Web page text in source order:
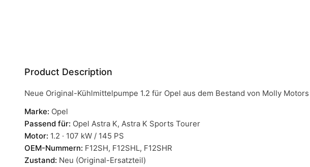
Product Description
Neue Original-Kühlmittelpumpe 1.2 für Opel aus dem Bestand von Molly
Marke: Opel
Passend für: Opel Astra K, Astra K Sports Tourer
Motor: 1.2 · 107 kW / 145 PS
OEM-Nummern: F12SH, F12SHL, F12SHR
Zustand: Neu (Original-Ersatzteil)